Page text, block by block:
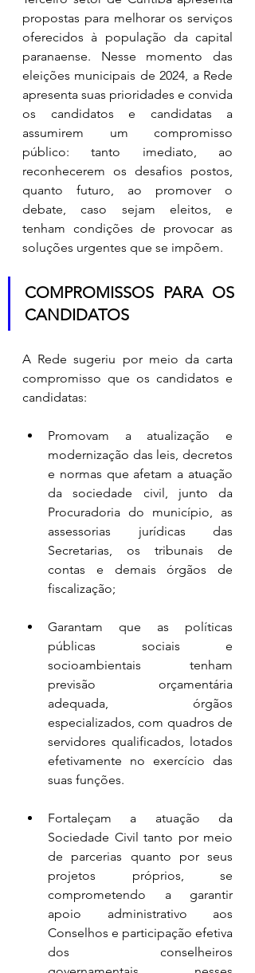
propostas para melhorar os serviços
oferecidos à população da capital
paranaense. Nesse momento das
eleições municipais de 2024, a Rede
apresenta suas prioridades e convida
os candidatos e candidatas a
assumirem um compromisso
público: tanto imediato, ao
reconhecerem os desafios postos,
quanto futuro, ao promover o
debate, caso sejam eleitos, e
tenham condições de provocar as
soluções urgentes que se impõem.
COMPROMISSOS PARA OS
CANDIDATOS
A Rede sugeriu por meio da carta
compromisso que os candidatos e
candidatas:
Promovam a atualização e
modernização das leis, decretos
e normas que afetam a atuação
da sociedade civil, junto da
Procuradoria do município, as
assessorias jurídicas das
Secretarias, os tribunais de
contas e demais órgãos de
fiscalização;
Garantam que as políticas
públicas sociais e
socioambientais tenham
previsão orçamentária
adequada, órgãos
especializados, com quadros de
servidores qualificados, lotados
efetivamente no exercício das
suas funções.
Fortaleçam a atuação da
Sociedade Civil tanto por meio
de parcerias quanto por seus
projetos próprios, se
comprometendo a garantir
apoio administrativo aos
Conselhos e participação efetiva
dos conselheiros